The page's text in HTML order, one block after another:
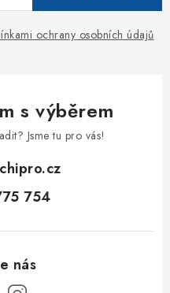
ochrany osobních údajů
s výběrem
Jsme tu pro vás!
754